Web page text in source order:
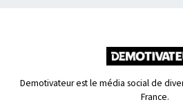
Demotivateur est le média social de
France.